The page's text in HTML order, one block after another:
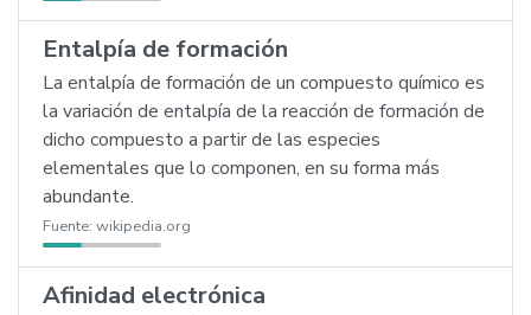
Entalpía de formación
La entalpía de formación de un compuesto químico es
la variación de entalpía de la reacción de formación de
dicho compuesto a partir de las especies
elementales que lo componen, en su forma más
abundante.
Fuente: wikipedia.org
Afinidad electrónica